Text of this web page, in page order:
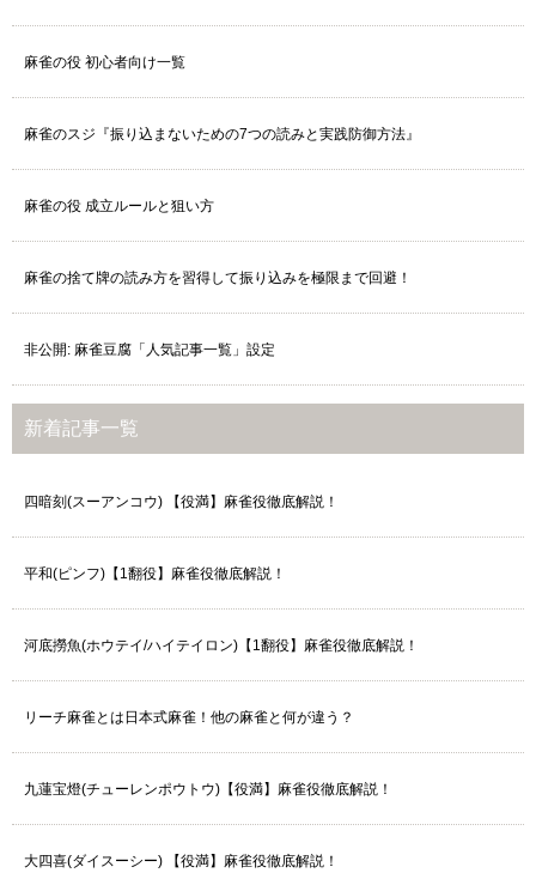
麻雀の役 初心者向け一覧
麻雀のスジ『振り込まないための7つの読みと実践防御方法』
麻雀の役 成立ルールと狙い方
麻雀の捨て牌の読み方を習得して振り込みを極限まで回避！
非公開: 麻雀豆腐「人気記事一覧」設定
新着記事一覧
四暗刻(スーアンコウ) 【役満】麻雀役徹底解説！
平和(ピンフ)【1翻役】麻雀役徹底解説！
河底撈魚(ホウテイ/ハイテイロン)【1翻役】麻雀役徹底解説！
リーチ麻雀とは日本式麻雀！他の麻雀と何が違う？
九蓮宝燈(チューレンポウトウ)【役満】麻雀役徹底解説！
大四喜(ダイスーシー) 【役満】麻雀役徹底解説！